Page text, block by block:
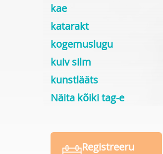
kae
katarakt
kogemuslugu
kuiv silm
kunstlääts
Näita kõiki tag-e
Registreeru